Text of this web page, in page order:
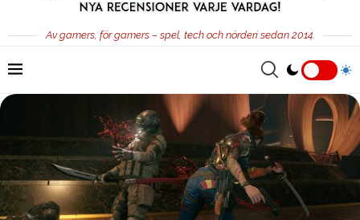
Av gamers, för gamers – spel, tech och nörderi sedan 2014.